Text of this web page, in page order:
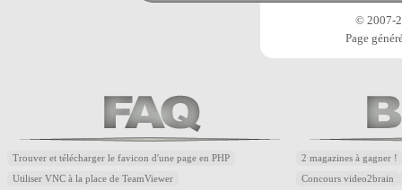
© 2007-
Page
Trouver et télécharger le favicon d'une page en PHP
Utiliser VNC à la place de TeamViewer
2 magazines à gagner !
Concours video2brain